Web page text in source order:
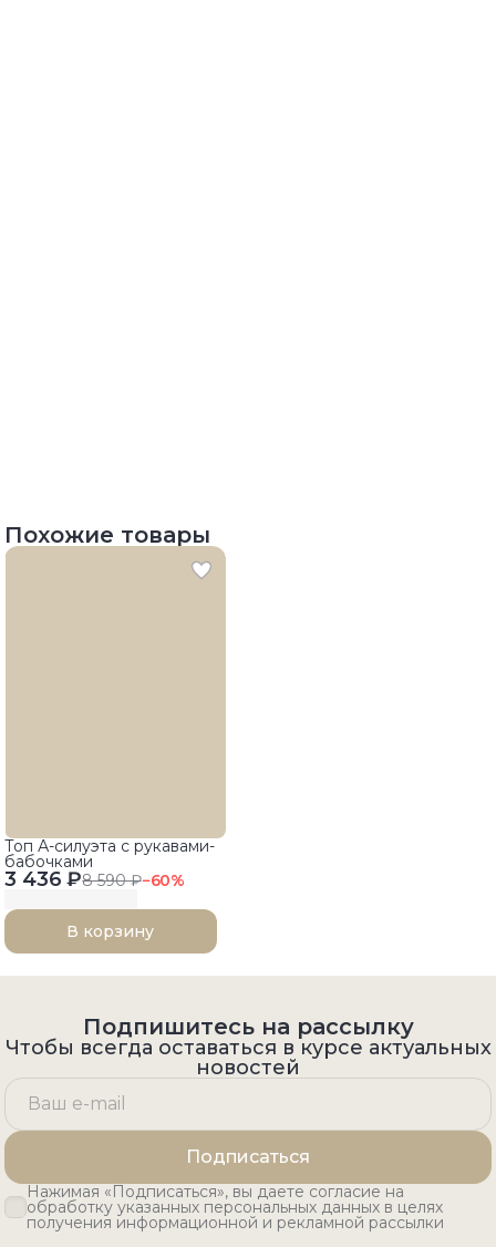
Похожие товары
3 436 ₽8 590 ₽−60%
Топ А-силуэта с рукавами-
бабочками
В корзину
Подпишитесь на рассылку
Чтобы всегда оставаться в курсе актуальных
новостей
Подписаться
Нажимая «Подписаться», вы даете согласие на
обработку указанных персональных данных в целях
получения информационной и рекламной рассылки